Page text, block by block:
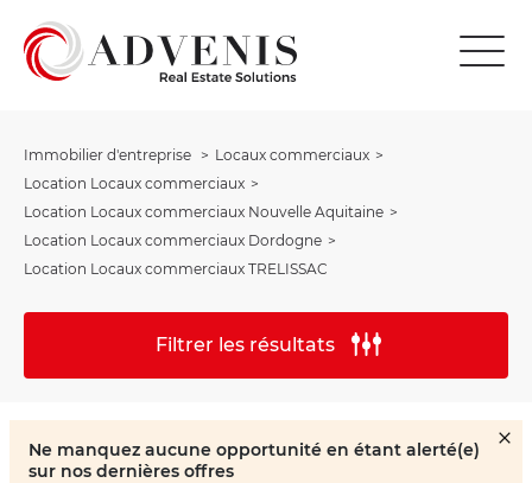
Immobilier d'entreprise
Locaux commerciaux
Location Locaux commerciaux
Location Locaux commerciaux Nouvelle Aquitaine
Location Locaux commerciaux Dordogne
Location Locaux commerciaux TRELISSAC
Filtrer les résultats
Ne manquez aucune opportunité en étant alerté(e)
sur nos dernières offres